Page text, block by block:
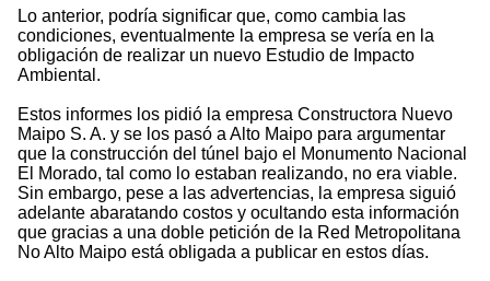
Lo anterior, podría significar que, como cambia las
condiciones, eventualmente la empresa se vería en la
obligación de realizar un nuevo Estudio de Impacto
Ambiental.
Estos informes los pidió la empresa Constructora Nuevo
Maipo S. A. y se los pasó a Alto Maipo para argumentar
que la construcción del túnel bajo el Monumento Nacional
El Morado, tal como lo estaban realizando, no era viable.
Sin embargo, pese a las advertencias, la empresa siguió
adelante abaratando costos y ocultando esta información
que gracias a una doble petición de la Red Metropolitana
No Alto Maipo está obligada a publicar en estos días.